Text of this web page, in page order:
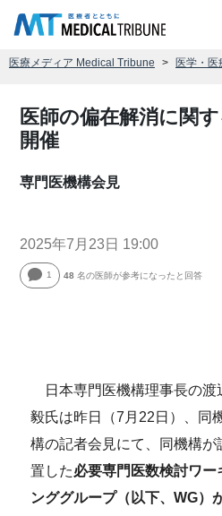
医療メディア Medical Tribune 医学・
医師の偏在解消に関
開催
専門医機構会見
2025年7月23日 19:00
1 48 名の医師が参考になったと回答
日本専門医機構理事長の渡
毅氏は昨日（7月22日）、同
構の記者会見にて、同機構が
置した必要専門医数検討ワー
ンググループ（以下、WG）